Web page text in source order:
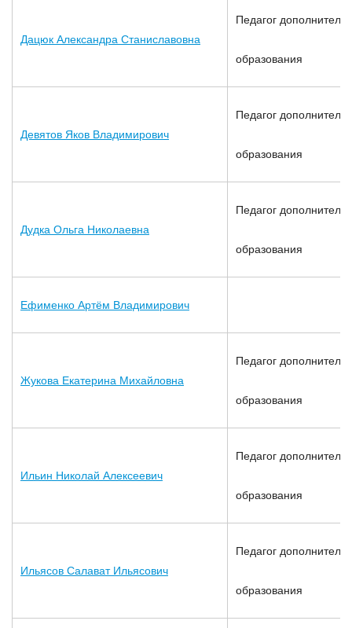
Дацюк Александра Станиславовна
Педагог
образования
Девятов Яков Владимирович
Педагог
образования
Дудка Ольга Николаевна
Педагог
образования
Ефименко Артём Владимирович
Жукова Екатерина Михайловна
Педагог
образования
Ильин Николай Алексеевич
Педагог
образования
Ильясов Салават Ильясович
Педагог
образования